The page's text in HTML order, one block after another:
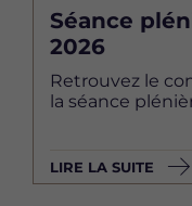
Séance
2026
Retrouvez le
la séance
LIRE LA SUITE